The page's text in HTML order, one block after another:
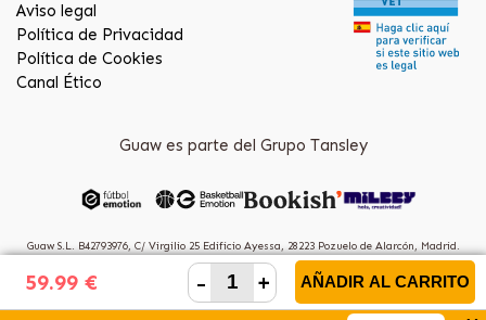
59.99 € - + AÑADIR AL CARRITO
Aviso legal
Política de Privacidad
Política de Cookies
Canal Ético
Guaw es parte del Grupo Tansley
Guaw S.L. B42793976, C/ Virgilio 25 Edificio Ayessa, 28223 Pozuelo de Alarcón, Madrid.
(Spain)